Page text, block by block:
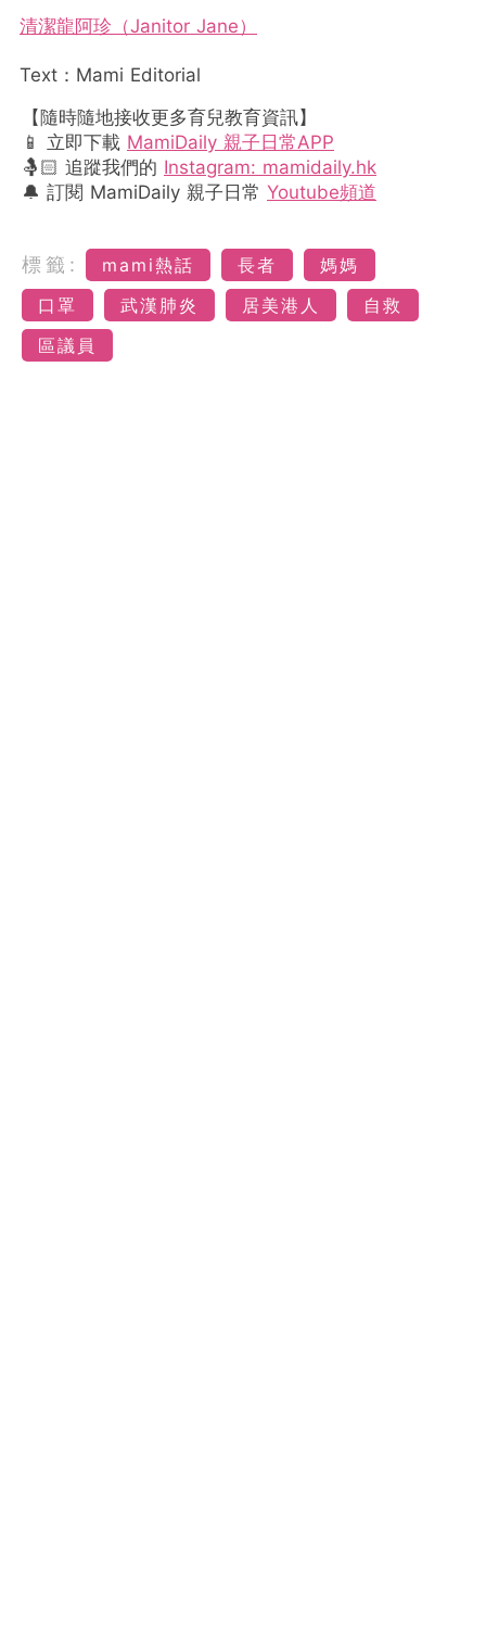
清潔龍阿珍（Janitor Jane）
Text：Mami Editorial
【隨時隨地接收更多育兒教育資訊】
📱 立即下載 MamiDaily 親子日常APP
🤱🏻 追蹤我們的 Instagram: mamidaily.hk
🔔 訂閱 MamiDaily 親子日常 Youtube頻道
標籤: mami熱話 長者
媽媽
口罩
武漢肺炎 居美港人
自救
區議員